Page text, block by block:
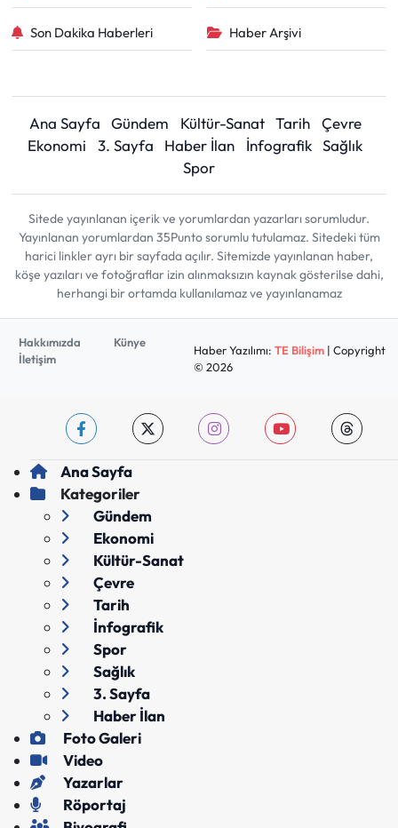
Son Dakika Haberleri Haber Arşivi
Ana Sayfa Gündem Kültür-Sanat Tarih
Çevre
Ekonomi
3. Sayfa Haber İlan İnfografik Sağlık
Spor
Sitede yayınlanan içerik ve yorumlardan yazarları sorumludur.
Yayınlanan yorumlardan 35Punto sorumlu tutulamaz. Sitedeki tüm
harici linkler ayrı bir sayfada açılır. Sitemizde yayınlanan haber,
köşe yazıları ve fotoğraflar izin alınmaksızın kaynak gösterilse dahi,
herhangi bir ortamda kullanılamaz ve yayınlanamaz
Hakkımızda
Künye
İletişim
Haber Yazılımı: TE Bilişim| Copyright
© 2026
Ana Sayfa
Kategoriler
Gündem
Ekonomi
Kültür-Sanat
Çevre
Tarih
İnfografik
Spor
Sağlık
3. Sayfa
Haber İlan
Foto Galeri
Video
Yazarlar
Röportaj